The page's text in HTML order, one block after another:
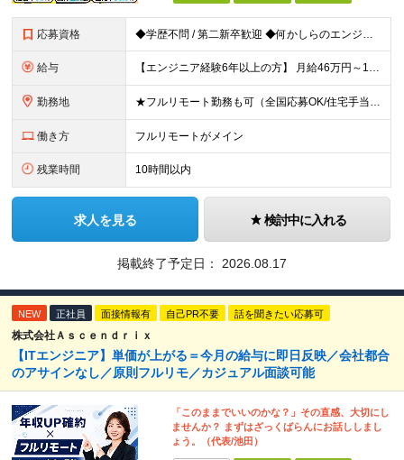
応募資格 ◆学歴不問 / 第二新卒歓迎 ◆何かしらのエンジニア経験をお持ちの方 （言語・期間・フェーズ不問） 経験浅めの方も遠慮なくご応募ください！ ■入社前Q＆A ────── ◎実力に見合った報酬が手に
給与 【エンジニア経験6年以上の方】 月給46万円～100万円（固定残業代含む） ※上記月給には月30時間分の固定残業代（月8万7,400円～月19万円）を含む。超過分は全額支給。 【エンジニア経験4年以
勤務地 ★フルリモート勤務も可（全国応募OK/住宅手当を支給します） ※案件によって常駐が必要になる場合があります。 ※希望がない限り、転勤はありません ※U・Iターン歓迎 ★ルトラの社員は全国各地で活躍中
働き方 フルリモートがメイン
残業時間 10時間以内
求人を見る 検討中に入れる
掲載終了予定日： 2026.08.17
NEW 正社員 面接情報有 自己PR不要 話を聞きたい応募可
株式会社Ａｓｃｅｎｄｒｉｘ
【ITエンジニア】単価が上がる＝今月の給与に即日反映／会社都合
のアサインなし／原則フルリモ／カジュアル面談可能
「このままでいいのかな？」その直感、大切にし
ませんか？ まずはざっくばらんにお話ししまし
ょう。（代表/池田）